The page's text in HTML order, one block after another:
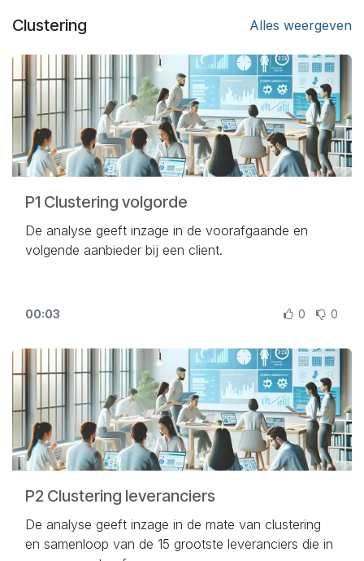
Clustering Alles weergeven
P1 Clustering volgorde
De analyse geeft inzage in de voorafgaande en
volgende aanbieder bij een client.
00:03 0 0
P2 Clustering leveranciers
De analyse geeft inzage in de mate van clustering
en samenloop van de 15 grootste leveranciers die in